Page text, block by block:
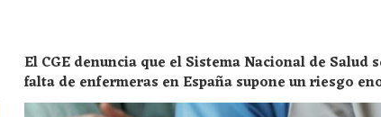
El CGE denuncia que el Sistema Nacional de Salud
falta de enfermeras en España supone un riesgo
toda la población